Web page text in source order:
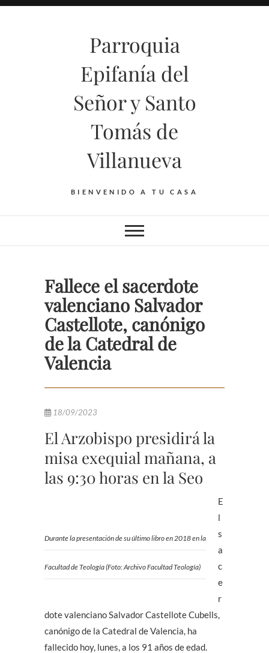
Saltar
Parroquia
Epifanía del
Señor y Santo
Tomás de
Villanueva
BIENVENIDO A TU CASA
Fallece el sacerdote
valenciano Salvador
Castellote, canónigo
de la Catedral de
Valencia
18/09/2023
El Arzobispo presidirá la
misa exequial mañana, a
las 9:30 horas en la Seo
Durante la presentación de su último libro en 2018 en la
Facultad de Teología (Foto: Archivo Facultad Teología)
E
l
s
a
c
e
r
dote valenciano Salvador Castellote Cubells,
canónigo de la Catedral de Valencia, ha
fallecido hoy, lunes, a los 91 años de edad.